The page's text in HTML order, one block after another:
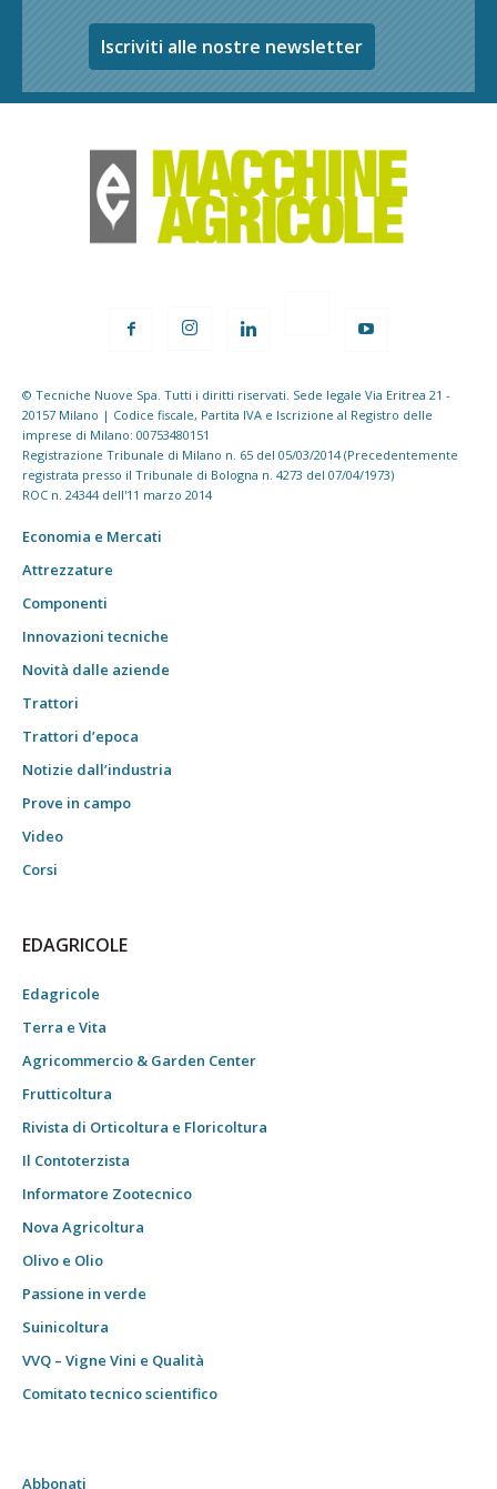
Iscriviti alle nostre newsletter
© Tecniche Nuove Spa. Tutti i diritti riservati. Sede legale Via Eritrea 21 -
20157 Milano | Codice fiscale, Partita IVA e Iscrizione al Registro delle
imprese di Milano: 00753480151
Registrazione Tribunale di Milano n. 65 del 05/03/2014 (Precedentemente
registrata presso il Tribunale di Bologna n. 4273 del 07/04/1973)
ROC n. 24344 dell'11 marzo 2014
Economia e Mercati
Attrezzature
Componenti
Innovazioni tecniche
Novità dalle aziende
Trattori
Trattori d’epoca
Notizie dall’industria
Prove in campo
Video
Corsi
EDAGRICOLE
Edagricole
Terra e Vita
Agricommercio & Garden Center
Frutticoltura
Rivista di Orticoltura e Floricoltura
Il Contoterzista
Informatore Zootecnico
Nova Agricoltura
Olivo e Olio
Passione in verde
Suinicoltura
VVQ – Vigne Vini e Qualità
Comitato tecnico scientifico
Abbonati